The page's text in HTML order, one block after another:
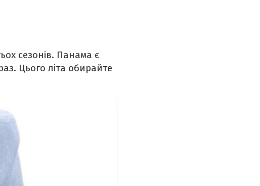
сезонів. Панама є
Цього літа обирайте